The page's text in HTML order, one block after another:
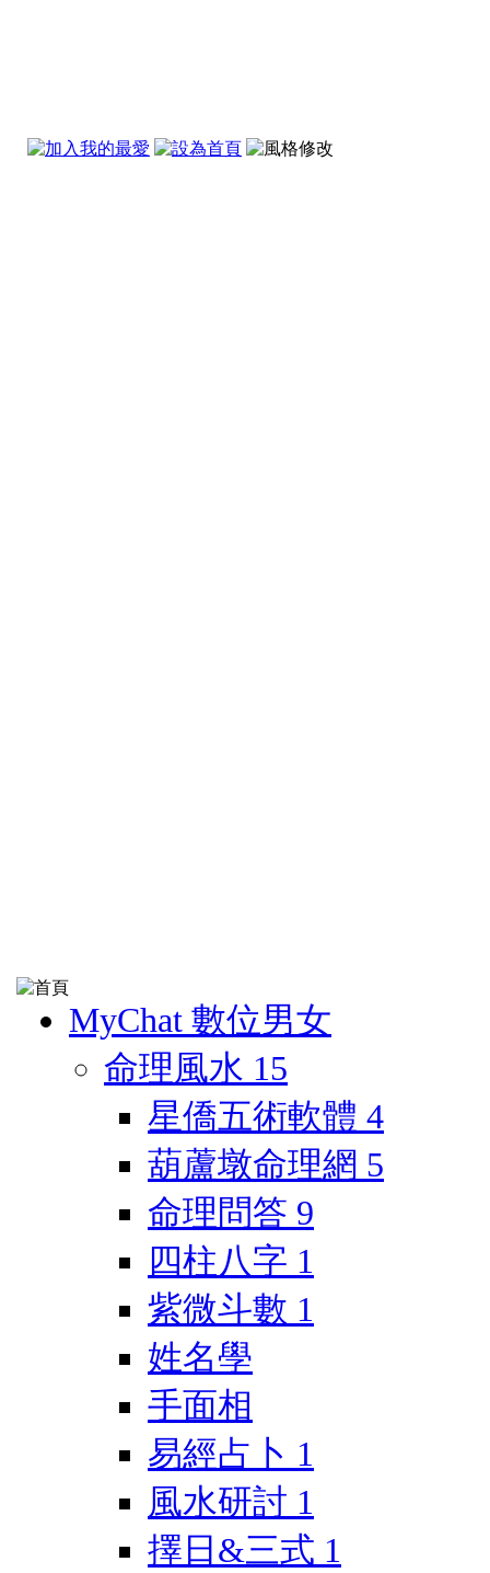
MyChat 數位男女
命理風水 15
星僑五術軟體 4
葫蘆墩命理網 5
命理問答 9
四柱八字 1
紫微斗數 1
姓名學
手面相
易經占卜 1
風水研討 1
擇日&三式 1